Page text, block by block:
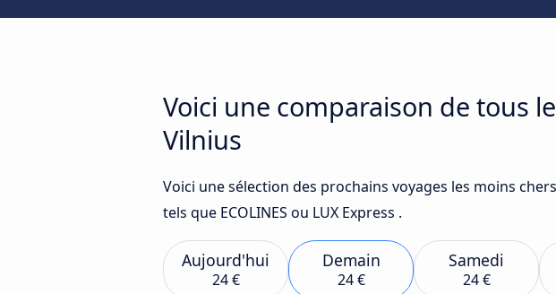
Voici une comparaison de tous
Vilnius
Voici une sélection des prochains voyages les moins
tels que ECOLINES ou LUX Express .
Aujourd'hui
24 €
Demain
24 €
Samedi
24 €